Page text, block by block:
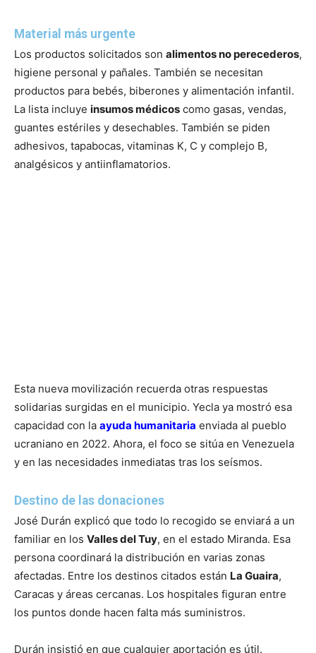
Material más urgente
Los productos solicitados son alimentos no perecederos,
higiene personal y pañales. También se necesitan
productos para bebés, biberones y alimentación infantil.
La lista incluye insumos médicos como gasas, vendas,
guantes estériles y desechables. También se piden
adhesivos, tapabocas, vitaminas K, C y complejo B,
analgésicos y antiinflamatorios.
Esta nueva movilización recuerda otras respuestas
solidarias surgidas en el municipio. Yecla ya mostró esa
capacidad con la ayuda humanitaria enviada al pueblo
ucraniano en 2022. Ahora, el foco se sitúa en Venezuela
y en las necesidades inmediatas tras los seísmos.
Destino de las donaciones
José Durán explicó que todo lo recogido se enviará a un
familiar en los Valles del Tuy, en el estado Miranda. Esa
persona coordinará la distribución en varias zonas
afectadas. Entre los destinos citados están La Guaira,
Caracas y áreas cercanas. Los hospitales figuran entre
los puntos donde hacen falta más suministros.
Durán insistió en que cualquier aportación es útil.